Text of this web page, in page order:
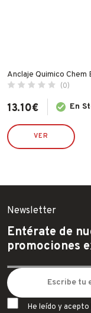
Anclaje Quimico
(0)
13.10€ En
VER
Newsletter
Entérate de
promociones
He leído y